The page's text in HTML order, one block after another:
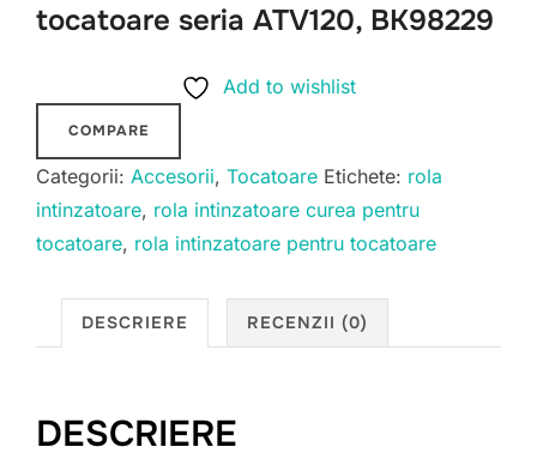
tocatoare seria ATV120, BK98229
Add to wishlist
COMPARE
Categorii: Accesorii, Tocatoare Etichete: rola
intinzatoare, rola intinzatoare curea pentru
tocatoare, rola intinzatoare pentru tocatoare
DESCRIERE RECENZII (0)
DESCRIERE